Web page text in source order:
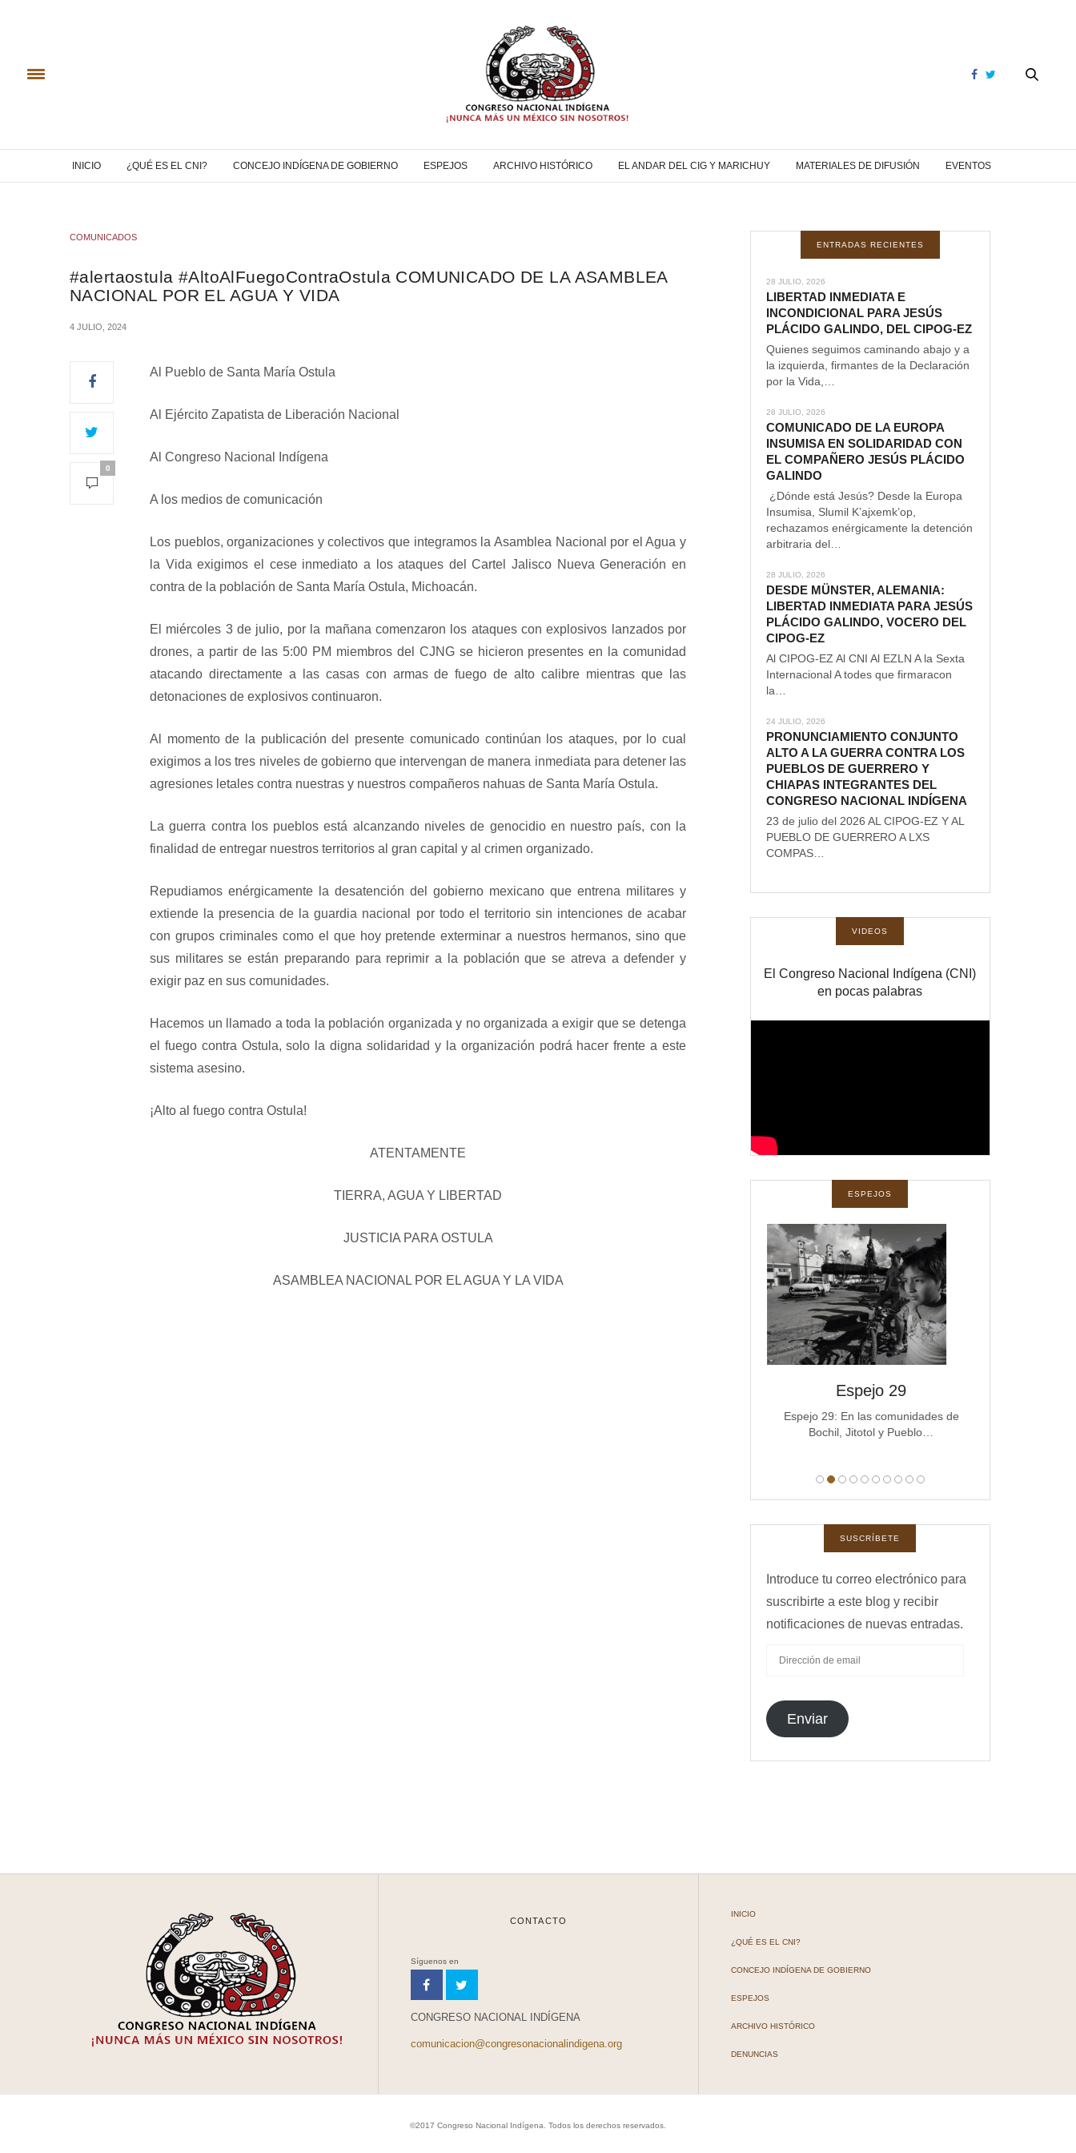
INICIO ¿QUÉ ES EL CNI? CONCEJO INDÍGENA DE GOBIERNO ESPEJOS ARCHIVO HISTÓRICO EL ANDAR DEL CIG Y MARICHUY MATERIALES DE DIFUSIÓN EVENTOS
COMUNICADOS
#alertaostula #AltoAlFuegoContraOstula COMUNICADO DE LA ASAMBLEA
NACIONAL POR EL AGUA Y VIDA
4 JULIO, 2024
0
Al Pueblo de Santa María Ostula
Al Ejército Zapatista de Liberación Nacional
Al Congreso Nacional Indígena
A los medios de comunicación
Los pueblos, organizaciones y colectivos que integramos la Asamblea Nacional por el Agua y
la Vida exigimos el cese inmediato a los ataques del Cartel Jalisco Nueva Generación en
contra de la población de Santa María Ostula, Michoacán.
El miércoles 3 de julio, por la mañana comenzaron los ataques con explosivos lanzados por
drones, a partir de las 5:00 PM miembros del CJNG se hicieron presentes en la comunidad
atacando directamente a las casas con armas de fuego de alto calibre mientras que las
detonaciones de explosivos continuaron.
Al momento de la publicación del presente comunicado continúan los ataques, por lo cual
exigimos a los tres niveles de gobierno que intervengan de manera inmediata para detener las
agresiones letales contra nuestras y nuestros compañeros nahuas de Santa María Ostula.
La guerra contra los pueblos está alcanzando niveles de genocidio en nuestro país, con la
finalidad de entregar nuestros territorios al gran capital y al crimen organizado.
Repudiamos enérgicamente la desatención del gobierno mexicano que entrena militares y
extiende la presencia de la guardia nacional por todo el territorio sin intenciones de acabar
con grupos criminales como el que hoy pretende exterminar a nuestros hermanos, sino que
sus militares se están preparando para reprimir a la población que se atreva a defender y
exigir paz en sus comunidades.
Hacemos un llamado a toda la población organizada y no organizada a exigir que se detenga
el fuego contra Ostula, solo la digna solidaridad y la organización podrá hacer frente a este
sistema asesino.
¡Alto al fuego contra Ostula!
ATENTAMENTE
TIERRA, AGUA Y LIBERTAD
JUSTICIA PARA OSTULA
ASAMBLEA NACIONAL POR EL AGUA Y LA VIDA
ENTRADAS RECIENTES
28 JULIO, 2026
LIBERTAD INMEDIATA E
INCONDICIONAL PARA JESÚS
PLÁCIDO GALINDO, DEL CIPOG-EZ
Quienes seguimos caminando abajo y a
la izquierda, firmantes de la Declaración
por la Vida,…
28 JULIO, 2026
COMUNICADO DE LA EUROPA
INSUMISA EN SOLIDARIDAD CON
EL COMPAÑERO JESÚS PLÁCIDO
GALINDO
¿Dónde está Jesús? Desde la Europa
Insumisa, Slumil K’ajxemk’op,
rechazamos enérgicamente la detención
arbitraria del…
28 JULIO, 2026
DESDE MÜNSTER, ALEMANIA:
LIBERTAD INMEDIATA PARA JESÚS
PLÁCIDO GALINDO, VOCERO DEL
CIPOG-EZ
Al CIPOG-EZ Al CNI Al EZLN A la Sexta
Internacional A todes que firmaracon
la…
24 JULIO, 2026
PRONUNCIAMIENTO CONJUNTO
ALTO A LA GUERRA CONTRA LOS
PUEBLOS DE GUERRERO Y
CHIAPAS INTEGRANTES DEL
CONGRESO NACIONAL INDÍGENA
23 de julio del 2026 AL CIPOG-EZ Y AL
PUEBLO DE GUERRERO A LXS
COMPAS…
VIDEOS
El Congreso Nacional Indígena (CNI)
en pocas palabras
ESPEJOS
Espejo 29
Espejo 29: En las comunidades de
Bochil, Jitotol y Pueblo…
SUSCRÍBETE
Introduce tu correo electrónico para
suscribirte a este blog y recibir
notificaciones de nuevas entradas.
EMAIL
Enviar
CONTACTO
Síguenos en
CONGRESO NACIONAL INDÍGENA
comunicacion@congresonacionalindigena.org
INICIO
¿QUÉ ES EL CNI?
CONCEJO INDÍGENA DE GOBIERNO
ESPEJOS
ARCHIVO HISTÓRICO
DENUNCIAS
©2017 Congreso Nacional Indígena. Todos los derechos reservados.